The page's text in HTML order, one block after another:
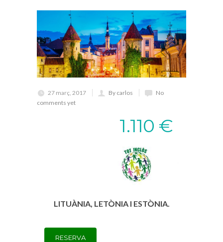
27 març, 2017 By carlos
No
comments yet
1.110 €
LITUÀNIA, LETÒNIA I ESTÒNIA.
RESERVA